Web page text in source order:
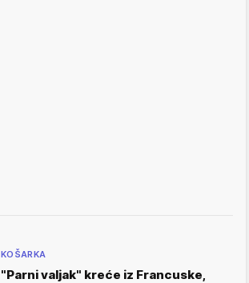
KOŠARKA
"Parni valjak" kreće iz Francuske,